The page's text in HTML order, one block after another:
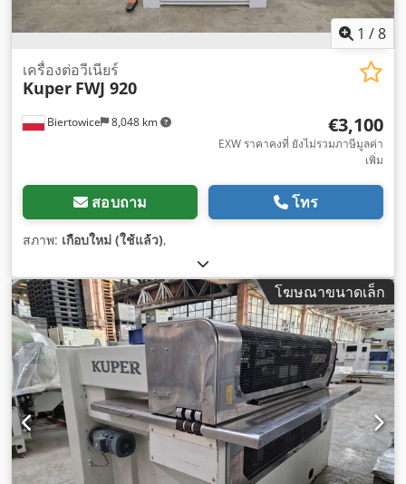
1 /8
Biertowice 8,048 km
เครื่องต่อวีเนียร์
Kuper FWJ 920
€3,100
EXW ราคาคงที่ ยังไม่รวมภาษีมูลค่า
เพิ่ม
สอบถาม โทร
สภาพ: เกือบใหม่ (ใช้แล้ว),
โฆษณาขนาดเล็ก